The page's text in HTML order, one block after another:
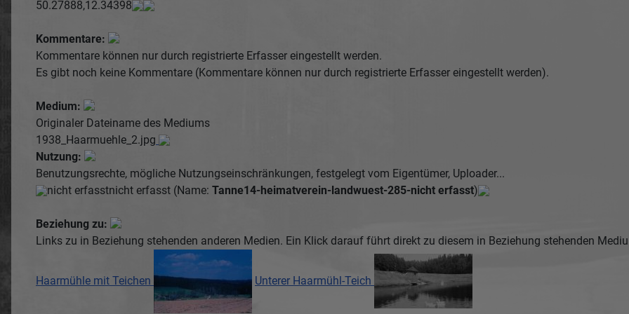
50.27888,12.34398
Kommentare:
Kommentare können nur durch registrierte Erfasser eingestellt werden.
Es gibt noch keine Kommentare (Kommentare können nur durch registrierte Erfasser eingestellt werden).
Medium:
Originaler Dateiname des Mediums
1938_Haarmuehle_2.jpg
Nutzung:
Benutzungsrechte, mögliche Nutzungseinschränkungen, festgelegt vom Eigentümer, Uploader...
nicht erfasstnicht erfasst (Name: Tanne14-heimatverein-landwuest-285-nicht erfasst)
Beziehung zu:
Links zu in Beziehung stehenden anderen Medien. Ein Klick darauf führt direkt zu diesem in Beziehung stehenden
Haarmühle mit Teichen Unterer Haarmühl-Teich